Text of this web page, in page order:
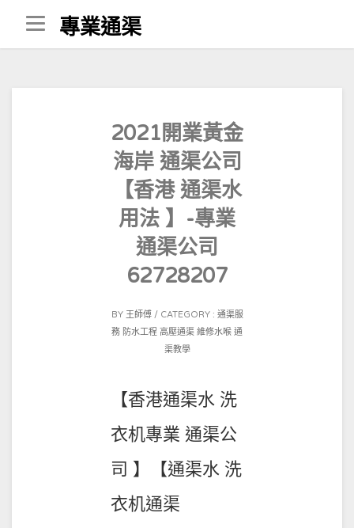
Skip
to
專業通渠
2021開業黃金
海岸 通渠公司
【香港 通渠水
用法 】-專業
通渠公司
62728207
BY 王師傅
POSTED
ON
2021-
CATEGORY : 通渠服
務 防水工程 高壓通渠 維修水喉 通
渠教學
【香港通渠水 洗
衣机專業 通渠公
司 】【通渠水 洗
衣机通渠